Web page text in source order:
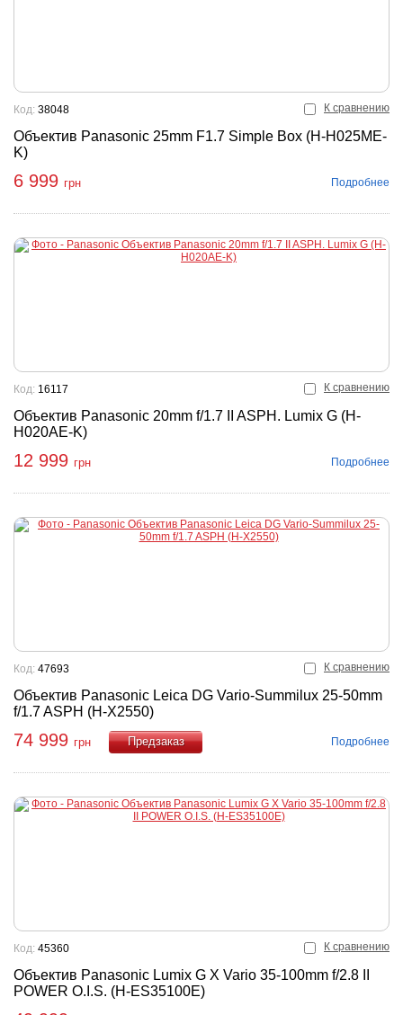
К сравнению
Объектив Panasonic 25mm F1.7 Simple Box (H-H025ME-
K)
Код: 38048
6 999 грн Подробнее
К сравнению
Объектив Panasonic 20mm f/1.7 II ASPH. Lumix G (H-
H020AE-K)
Код: 16117
12 999 грн Подробнее
К сравнению
Объектив Panasonic Leica DG Vario-Summilux 25-50mm
f/1.7 ASPH (H-X2550)
Код: 47693
74 999 грн
Подробнее
К сравнению
Объектив Panasonic Lumix G X Vario 35-100mm f/2.8 II
POWER O.I.S. (H-ES35100E)
Код: 45360